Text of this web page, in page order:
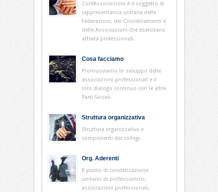
ConfAssociazioni è il soggetto di
rappresentanza unitaria delle
Federazioni, dei Coordinamenti e
delle Associazioni che esercitano
attività professionali.
Cosa facciamo
Promuoviamo lo sviluppo delle
associazioni professionali e il
loro dialogo continuo con le altre
Parti Sociali.
Struttura organizzativa
Struttura organizzativa e
componenti dei collegi.
Org. Aderenti
Il punto di condensazione
unitario di professionisti,
associazioni professionali,